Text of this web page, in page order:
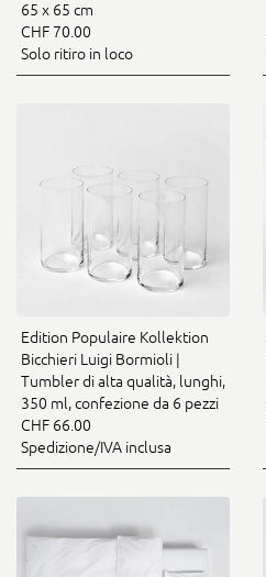
65 x 65 cm
CHF 70.00
Solo ritiro in loco
Edition Populaire Kollektion
Bicchieri Luigi Bormioli |
Tumbler di alta qualità, lunghi,
350 ml, confezione da 6 pezzi
CHF 66.00
Spedizione/IVA inclusa